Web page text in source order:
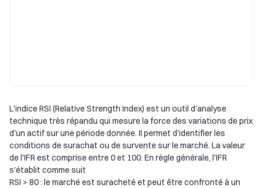
L'indice RSI (Relative Strength Index) est un outil d'analyse
technique très répandu qui mesure la force des variations de prix
d'un actif sur une période donnée. Il permet d'identifier les
conditions de surachat ou de survente sur le marché. La valeur
de l'IFR est comprise entre 0 et 100. En règle générale, l'IFR
s'établit comme suit
RSI > 80 : le marché est suracheté et peut être confronté à un